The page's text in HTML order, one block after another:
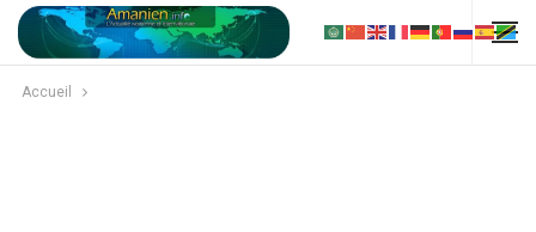
Accueil